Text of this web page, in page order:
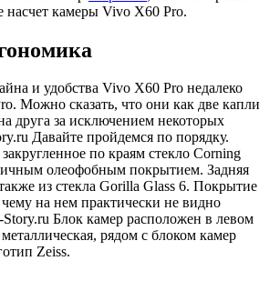
насчет камеры Vivo X60 Pro.
и удобства Vivo X60 Pro недалеко
Можно сказать, что они как две капли
друга за исключением некоторых
Давайте пройдемся по порядку.
по краям стекло Corning
олеофобным покрытием. Задняя
из стекла Gorilla Glass 6. Покрытие
чему на нем практически не видно
Блок камер расположен в левом
рядом с блоком камер
Zeiss.